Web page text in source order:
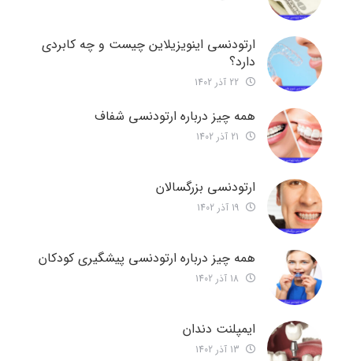
ارتودنسی اینویزیلاین چیست و چه کابردی
دارد؟
همه چیز درباره ارتودنسی شفاف
ارتودنسی بزرگسالان
همه چیز درباره ارتودنسی پیشگیری کودکان
ایمپلنت دندان